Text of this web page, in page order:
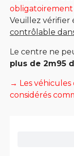
obligatoirement
Veuillez vérifier
contrôlable
Le centre ne
plus de 2m95
→ Les véhicules
considérés